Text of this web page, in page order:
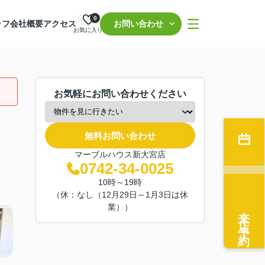
会社概要アクセス
お気に入り
0
お問い合わせ
お気軽にお問い合わせください
無料お問い合わせ
マーブルハウス新大宮店
0742-34-0025
10時～19時
（休：なし（12月29日～1月3日は休
業））
来店予約